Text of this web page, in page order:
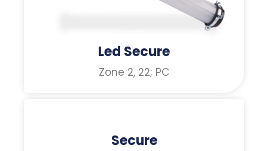
Led Secure
Zone 2, 22; PC
Secure